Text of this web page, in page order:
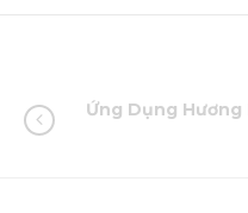
Ứng Dụng